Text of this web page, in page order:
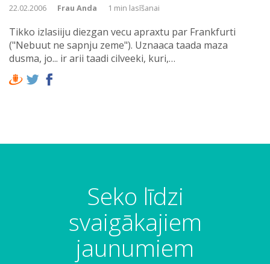
22.02.2006 Frau Anda 1 min lasīšanai
Tikko izlasiiju diezgan vecu apraxtu par Frankfurti
("Nebuut ne sapnju zeme"). Uznaaca taada maza
dusma, jo... ir arii taadi cilveeki, kuri,…
Seko līdzi
svaigākajiem
jaunumiem